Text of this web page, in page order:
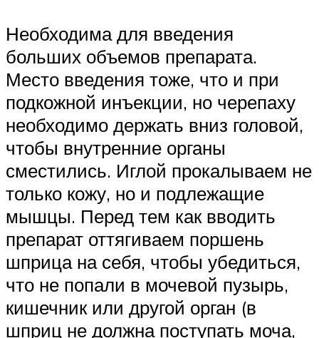
Необходима для введения
больших объемов препарата.
Место введения тоже, что и при
подкожной инъекции, но черепаху
необходимо держать вниз головой,
чтобы внутренние органы
сместились. Иглой прокалываем не
только кожу, но и подлежащие
мышцы. Перед тем как вводить
препарат оттягиваем поршень
шприца на себя, чтобы убедиться,
что не попали в мочевой пузырь,
кишечник или другой орган (в
шприц не должна поступать моча,